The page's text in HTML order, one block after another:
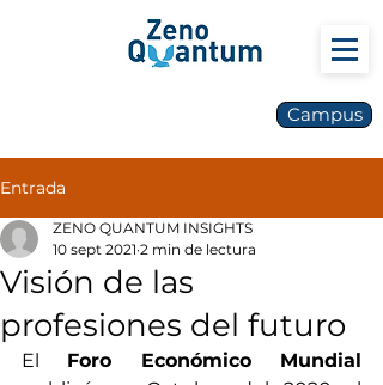
Campus
Entrada
Visión de las
profesiones del futuro
ZENO QUANTUM INSIGHTS
10 sept 2021 2 min de lectura
El Foro Económico Mundial